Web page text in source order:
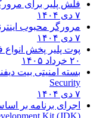
فلش پلیر برای
۷ دی ۱۴۰۴
مرورگر محبوب
۷ دی ۱۴۰۴
پوت پلیر پخش
۲۰ خرداد ۱۴۰۵
بسته امنیتی بیت
Security
۷ دی ۱۴۰۴
اجرای برنامه بر